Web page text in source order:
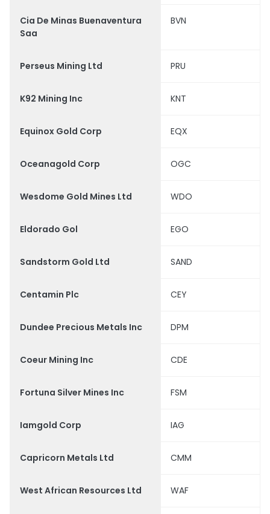
Cia De Minas Buenaventura
Saa
BVN
Perseus Mining Ltd PRU
K92 Mining Inc KNT
Equinox Gold Corp EQX
Oceanagold Corp OGC
Wesdome Gold Mines Ltd WDO
Eldorado Gol EGO
Sandstorm Gold Ltd SAND
Centamin Plc CEY
Dundee Precious Metals Inc DPM
Coeur Mining Inc CDE
Fortuna Silver Mines Inc FSM
Iamgold Corp IAG
Capricorn Metals Ltd CMM
West African Resources Ltd WAF